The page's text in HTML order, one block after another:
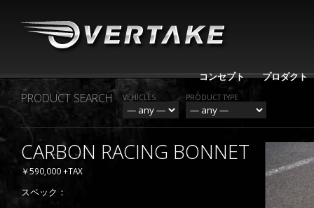
コンセプト プロダクト
PRODUCT SEARCH VEHICLES PRODUCT TYPE
CARBON RACING BONNET
￥590,000 +TAX
スペック：